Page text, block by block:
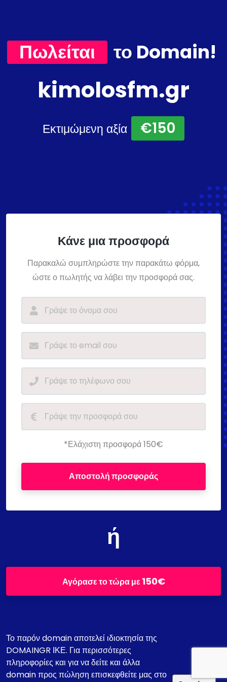
Πωλείται το Domain!
kimolosfm.gr
Εκτιμώμενη αξία €150
Κάνε μια προσφορά
Παρακαλώ συμπληρώστε την παρακάτω φόρμα,
ώστε ο πωλητής να λάβει την προσφορά σας.
*Ελάχιστη προσφορά 150€
Αποστολή προσφοράς
ή
Αγόρασε το τώρα με150€
Το παρόν domain αποτελεί ιδιοκτησία της
DOMAINGR ΙΚΕ. Για περισσότερες
πληροφορίες και για να δείτε και άλλα
domain προς πώληση επισκεφθείτε μας στο